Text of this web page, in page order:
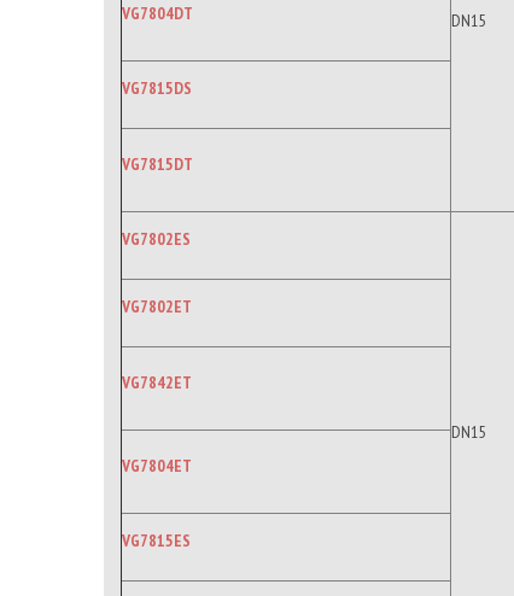
DN15
VG7804DT
VG7815DS
VG7815DT
VG7802ES
DN15
VG7802ET
VG7842ET
VG7804ET
VG7815ES